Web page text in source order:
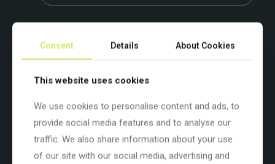
Basisfarbe:Weiß
Rahmenart:Diamant
Rahmenmaterial:Carbon
Raddurchmesser: 28 Zoll
Schaltung: Shimano 105 Di2
2×12
Consent Details About Cookies
This website uses cookies
We use cookies to personalise content and ads, to
provide social media features and to analyse our
traffic. We also share information about your use
of our site with our social media, advertising and